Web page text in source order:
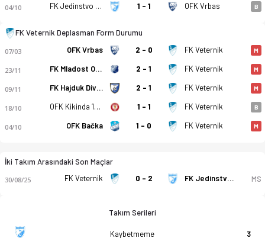
04/10 FK Jedinstvo Stara Pazova 1 - 1 OFK Vrbas B
FK Veternik Deplasman Form Durumu
07/03 OFK Vrbas 2 - 0 FK Veternik M
23/11 FK Mladost Omoljica 2 - 1 FK Veternik M
09/11 FK Hajduk Divos 2 - 1 FK Veternik M
18/10 OFK Kikinda 1909 1 - 1 FK Veternik B
04/10 OFK Bačka 1 - 0 FK Veternik M
İki Takım Arasındaki Son Maçlar
30/08/25 FK Veternik 0 - 2 FK Jedinstvo Stara Pazova MS
Takım Serileri
Kaybetmeme 3